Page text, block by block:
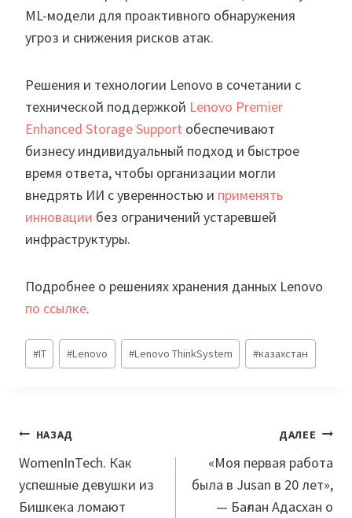
ML-модели для проактивного обнаружения
угроз и снижения рисков атак.
Решения и технологии Lenovo в сочетании с
технической поддержкой Lenovo Premier
Enhanced Storage Support обеспечивают
бизнесу индивидуальный подход и быстрое
время ответа, чтобы организации могли
внедрять ИИ с уверенностью и применять
инновации без ограничений устаревшей
инфраструктуры.
Подробнее о решениях хранения данных Lenovo
по ссылке.
Метки
записи:
#IT #Lenovo #Lenovo ThinkSystem #казахстан
Навигация
по
записям
НАЗАД
WomenInTech. Как
успешные девушки из
Бишкека ломают
ДАЛЕЕ
«Моя первая работа
была в Jusan в 20 лет»,
— Бағлан Адасхан о